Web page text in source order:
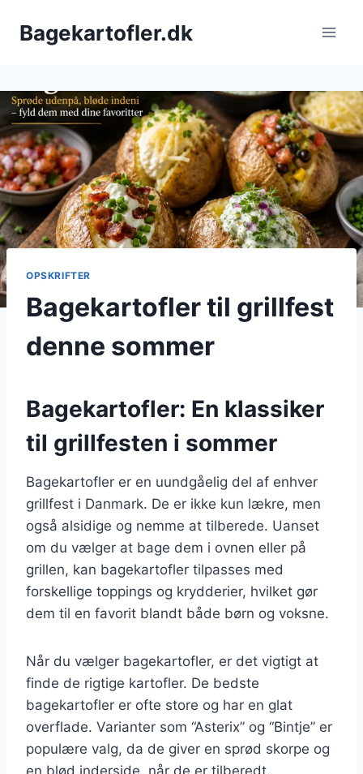
Bagekartofler.dk
OPSKRIFTER
Bagekartofler til grillfest
denne sommer
Bagekartofler: En klassiker
til grillfesten i sommer
Bagekartofler er en uundgåelig del af enhver
grillfest i Danmark. De er ikke kun lækre, men
også alsidige og nemme at tilberede. Uanset
om du vælger at bage dem i ovnen eller på
grillen, kan bagekartofler tilpasses med
forskellige toppings og krydderier, hvilket gør
dem til en favorit blandt både børn og voksne.
Når du vælger bagekartofler, er det vigtigt at
finde de rigtige kartofler. De bedste
bagekartofler er ofte store og har en glat
overflade. Varianter som “Asterix” og “Bintje” er
populære valg, da de giver en sprød skorpe og
en blød inderside, når de er tilberedt.